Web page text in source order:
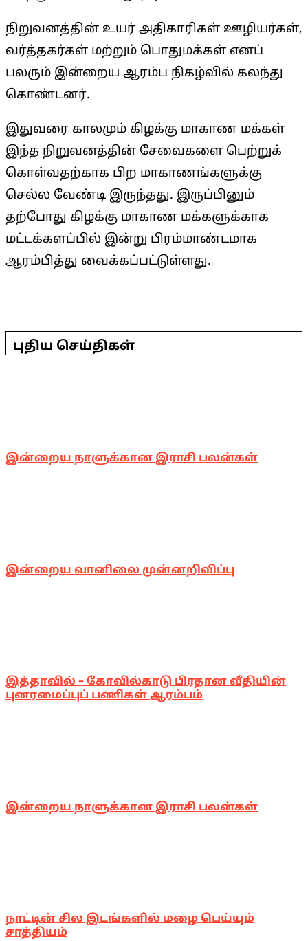
நிறுவனத்தின் உயர் அதிகாரிகள் ஊழியர்கள்,
வர்த்தகர்கள் மற்றும் பொதுமக்கள் எனப்
பலரும் இன்றைய ஆரம்ப நிகழ்வில் கலந்து
கொண்டனர்.
இதுவரை காலமும் கிழக்கு மாகாண மக்கள்
இந்த நிறுவனத்தின் சேவைகளை பெற்றுக்
கொள்வதற்காக பிற மாகாணங்களுக்கு
செல்ல வேண்டி இருந்தது. இருப்பினும்
தற்போது கிழக்கு மாகாண மக்களுக்காக
மட்டக்களப்பில் இன்று பிரம்மாண்டமாக
ஆரம்பித்து வைக்கப்பட்டுள்ளது.
03-
10புதிய செய்திகள்
இன்றைய நாளுக்கான இராசி பலன்கள்
இன்றைய வானிலை முன்னறிவிப்பு
இத்தாவில் – கோவில்காடு பிரதான வீதியின்
புனரமைப்புப் பணிகள் ஆரம்பம்
இன்றைய நாளுக்கான இராசி பலன்கள்
நாட்டின் சில இடங்களில் மழை பெய்யும்
சாத்தியம்